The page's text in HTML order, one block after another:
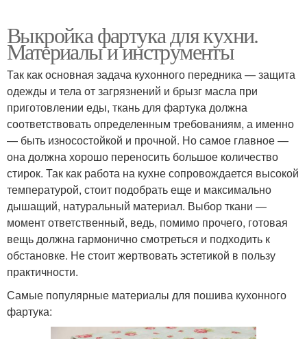
Выкройка фартука для кухни.
Материалы и инструменты
Так как основная задача кухонного передника — защита
одежды и тела от загрязнений и брызг масла при
приготовлении еды, ткань для фартука должна
соответствовать определенным требованиям, а именно
— быть износостойкой и прочной. Но самое главное —
она должна хорошо переносить большое количество
стирок. Так как работа на кухне сопровождается высокой
температурой, стоит подобрать еще и максимально
дышащий, натуральный материал. Выбор ткани —
момент ответственный, ведь, помимо прочего, готовая
вещь должна гармонично смотреться и подходить к
обстановке. Не стоит жертвовать эстетикой в пользу
практичности.
Самые популярные материалы для пошива кухонного
фартука: